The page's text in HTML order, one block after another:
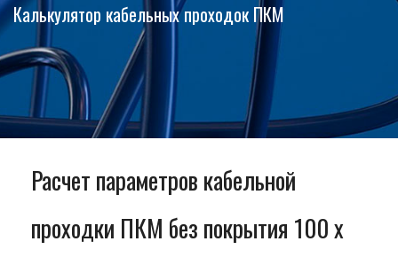
Калькулятор кабельных проходок ПКМ
Расчет параметров кабельной
проходки ПКМ без покрытия 100 x